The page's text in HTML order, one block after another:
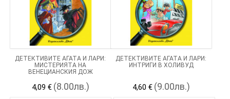
ДЕТЕКТИВИТЕ АГАТА И ЛАРИ:
МИСТЕРИЯТА НА
ВЕНЕЦИАНСКИЯ ДОЖ
4,09 € (8.00лв.)
ДЕТЕКТИВИТЕ АГАТА И ЛАРИ:
ИНТРИГИ В ХОЛИВУД
4,60 € (9.00лв.)